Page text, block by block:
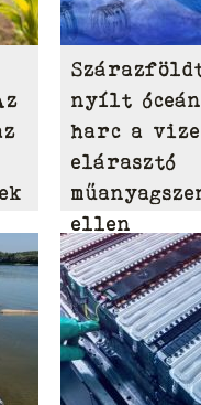
nyílt
harc a
elárasztó
ellen